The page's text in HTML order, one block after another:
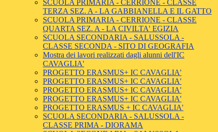
SCUOLA PRIMARIA - CERRIONE - CLASSE
TERZA SEZ. A - LA GABBIANELLA E IL GATTO
SCUOLA PRIMARIA - CERRIONE - CLASSE
QUARTA SEZ. A - LA CIVILTA' EGIZIA
SCUOLA SECONDARIA - SALUSSOLA -
CLASSE SECONDA - SITO DI GEOGRAFIA
Mostra dei lavori realizzati dagli alunni dell'IC
CAVAGLIA'
PROGETTO ERASMUS+ IC CAVAGLIA'
PROGETTO ERASMUS+ IC CAVAGLIA'
PROGETTO ERASMUS+ IC CAVAGLIA'
PROGETTO ERASMUS+ IC CAVAGLIA'
PROGETTO ERASMUS + IC CAVAGLIA'
SCUOLA SECONDARIA - SALUSSOLA -
CLASSE PRIMA - DIORAMA